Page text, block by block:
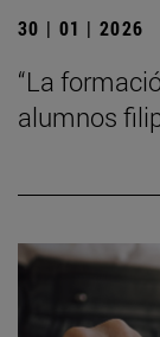
30 | 01 | 2026
“La
alumnos